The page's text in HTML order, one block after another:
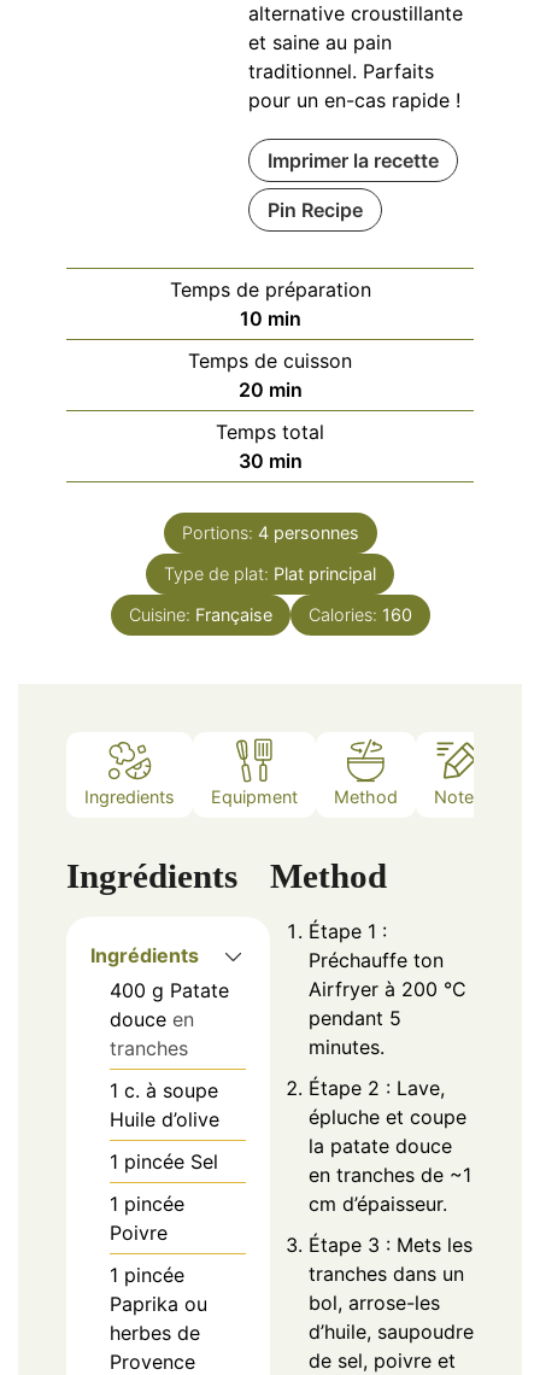
alternative croustillante
et saine au pain
traditionnel. Parfaits
pour un en-cas rapide !
Imprimer la recette
Pin Recipe
Temps de préparation
10minutes
min
Temps de cuisson
20minutes
min
Temps total
30minutes
min
Portions: 4 personnes
Type de plat: Plat principal
Cuisine: Française Calories: 160
Ingredients Equipment Method Notes
Ingrédients
Ingrédients
400 g Patate
douce en
tranches
1 c. à soupe
Huile d’olive
1 pincée Sel
1 pincée
Poivre
1 pincée
Paprika ou
herbes de
Provence
Method
Étape 1 :
Préchauffe ton
Airfryer à 200 °C
pendant 5
minutes.
Étape 2 : Lave,
épluche et coupe
la patate douce
en tranches de ~1
cm d’épaisseur.
Étape 3 : Mets les
tranches dans un
bol, arrose-les
d’huile, saupoudre
de sel, poivre et